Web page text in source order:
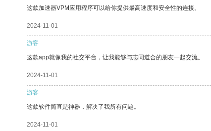
这款加速器VPM应用程序可以给你提供最高速度和安全性的连接。
2024-11-01
游客
这款app就像我的社交平台，让我能够与志同道合的朋友一起交流。
2024-11-01
游客
这款软件简直是神器，解决了我所有问题。
2024-11-01